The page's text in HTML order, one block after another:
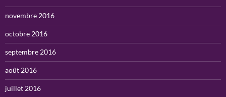
novembre 2016
octobre 2016
septembre 2016
août 2016
juillet 2016